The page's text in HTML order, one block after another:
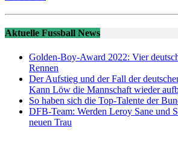
Aktuelle Fussball News
Golden-Boy-Award 2022: Vier
Rennen
Der Aufstieg und der Fall der
Kann Löw die Mannschaft wieder
So haben sich die Top-Talente der
DFB-Team: Werden Leroy Sane und
neuen Trau